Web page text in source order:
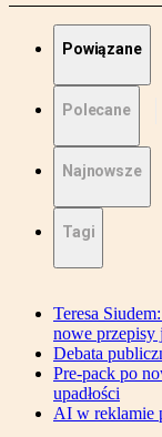
Powiązane
Polecane
Najnowsze
Tagi
Teresa
nowe przepisy
Debata
Pre-pack po
upadłości
AI w reklamie